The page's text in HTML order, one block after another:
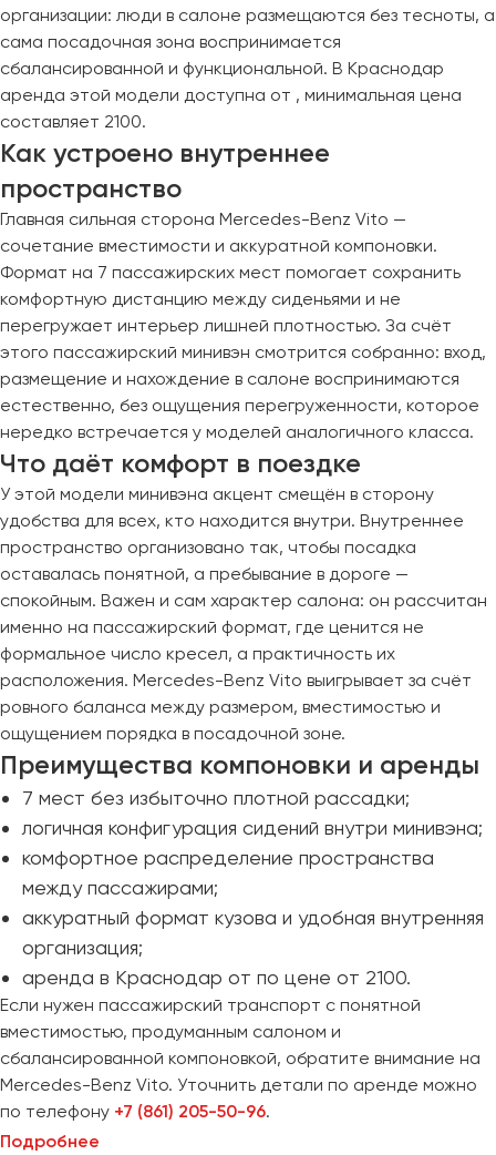
организации: люди в салоне размещаются без тесноты, а
сама посадочная зона воспринимается
сбалансированной и функциональной. В Краснодар
аренда этой модели доступна от , минимальная цена
составляет 2100.
Как устроено внутреннее
пространство
Главная сильная сторона Mercedes-Benz Vito —
сочетание вместимости и аккуратной компоновки.
Формат на 7 пассажирских мест помогает сохранить
комфортную дистанцию между сиденьями и не
перегружает интерьер лишней плотностью. За счёт
этого пассажирский минивэн смотрится собранно: вход,
размещение и нахождение в салоне воспринимаются
естественно, без ощущения перегруженности, которое
нередко встречается у моделей аналогичного класса.
Что даёт комфорт в поездке
У этой модели минивэна акцент смещён в сторону
удобства для всех, кто находится внутри. Внутреннее
пространство организовано так, чтобы посадка
оставалась понятной, а пребывание в дороге —
спокойным. Важен и сам характер салона: он рассчитан
именно на пассажирский формат, где ценится не
формальное число кресел, а практичность их
расположения. Mercedes-Benz Vito выигрывает за счёт
ровного баланса между размером, вместимостью и
ощущением порядка в посадочной зоне.
Преимущества компоновки и аренды
7 мест без избыточно плотной рассадки;
логичная конфигурация сидений внутри минивэна;
комфортное распределение пространства
между пассажирами;
аккуратный формат кузова и удобная внутренняя
организация;
аренда в Краснодар от по цене от 2100.
Если нужен пассажирский транспорт с понятной
вместимостью, продуманным салоном и
сбалансированной компоновкой, обратите внимание на
Mercedes-Benz Vito. Уточнить детали по аренде можно
по телефону +7 (861) 205-50-96.
Подробнее
Липецк
Луганск
Макеевка
Махачкала
Москва
Набережные Челны
Нижний Новгород
Нижний Тагил
Новокузнецк
Новороссийск
Новосибирск
Омск
Орёл
Пенза
Пермь
Петрозаводск
Псков
Ростов-на-Дону
Рязань
Самара
Санкт-Петербург
Саранск
Саратов
Севастополь
Симферополь
Смоленск